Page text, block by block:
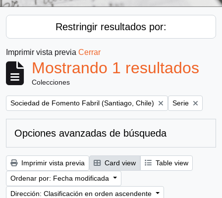
Restringir resultados por:
Imprimir vista previa Cerrar
Mostrando 1 resultados
Colecciones
Remove filter:
Sociedad de Fomento Fabril (Santiago, Chile) Remove filter:
Serie
Opciones avanzadas de búsqueda
Imprimir vista previa Card view
Table view
Ordenar por: Fecha modificada
Dirección: Clasificación en orden ascendente